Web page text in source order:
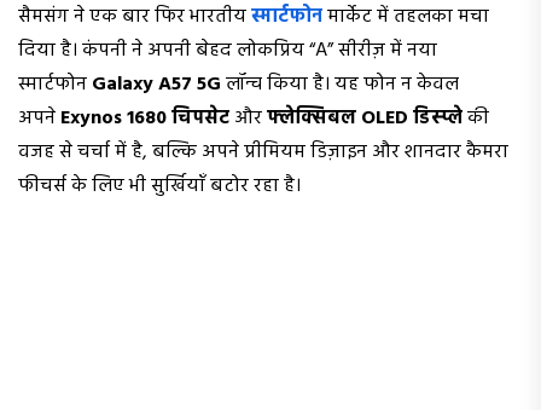
सैमसंग ने एक बार फिर भारतीयस्मार्टफोनमार्केट में तहलका मचा
दिया है। कंपनी ने अपनी बेहद लोकप्रिय “A” सीरीज़ में नया
स्मार्टफोनGalaxy A57 5Gलॉन्च किया है। यह फोन न केवल
अपनेExynos 1680 चिपसेटऔरफ्लेक्सिबल OLED डिस्प्लेकी
वजह से चर्चा में है, बल्कि अपने प्रीमियम डिज़ाइन और शानदार कैमरा
फीचर्स के लिए भी सुर्खियाँ बटोर रहा है।